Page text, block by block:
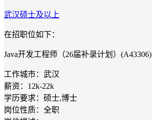
武汉硕士及以上
在招职位如下：
Java开发工程师（26届补录计划）(A43306)
工作城市：武汉
薪资：12k-22k
学历要求：硕士,博士
岗位性质：全职